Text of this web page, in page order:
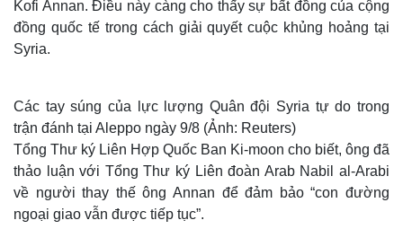
Kofi Annan. Điều này càng cho thấy sự bất đồng của cộng
đồng quốc tế trong cách giải quyết cuộc khủng hoảng tại
Syria.
Các tay súng của lực lượng Quân đội Syria tự do trong
trận đánh tại Aleppo ngày 9/8 (Ảnh: Reuters)
Tổng Thư ký Liên Hợp Quốc Ban Ki-moon cho biết, ông đã
thảo luận với Tổng Thư ký Liên đoàn Arab Nabil al-Arabi
về người thay thế ông Annan để đảm bảo “con đường
ngoại giao vẫn được tiếp tục”.